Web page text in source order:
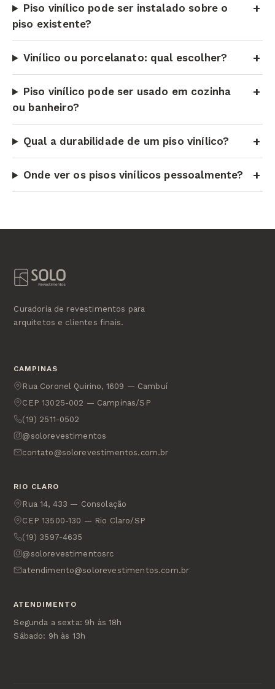
Piso vinílico pode ser instalado sobre o
piso existente?
Vinílico ou porcelanato: qual escolher?
Piso vinílico pode ser usado em cozinha
ou banheiro?
Qual a durabilidade de um piso vinílico?
Onde ver os pisos vinílicos pessoalmente?
Curadoria de revestimentos para
arquitetos e clientes finais.
CAMPINAS
Rua Coronel Quirino, 1609 — Cambuí
CEP 13025-002 — Campinas/SP
(19) 2511-0502
@solorevestimentos
contato@solorevestimentos.com.br
RIO CLARO
Rua 14, 433 — Consolação
CEP 13500-130 — Rio Claro/SP
(19) 3597-4635
@solorevestimentosrc
atendimento@solorevestimentos.com.br
ATENDIMENTO
Segunda a sexta: 9h às 18h
Sábado: 9h às 13h